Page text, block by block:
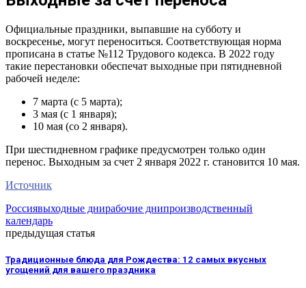
Официальные праздники, выпавшие на субботу и
воскресенье, могут переноситься. Соответствующая норма
прописана в статье №112 Трудового кодекса. В 2022 году
такие перестановки обеспечат выходные при пятидневной
рабочей неделе:
7 марта (с 5 марта);
3 мая (с 1 января);
10 мая (со 2 января).
При шестидневном графике предусмотрен только один
перенос. Выходным за счет 2 января 2022 г. становится 10 мая.
Источник
Россиявыходные днирабочие днипроизводственный
календарь
предыдущая статья
Традиционные блюда для Рождества: 12 самых вкусных
угощений для вашего праздника